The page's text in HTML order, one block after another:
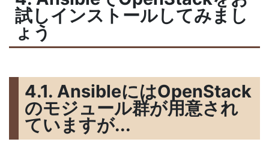
試しインストールしてみまし
ょう
4.1. AnsibleにはOpenStack
のモジュール群が用意され
ていますが...